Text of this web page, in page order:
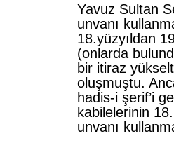
Yavuz Sultan
unvanı
18.yüzyıldan
(onlarda
bir itiraz
oluşmuştu.
hadis-i şerif’i
kabilelerinin
unvanı